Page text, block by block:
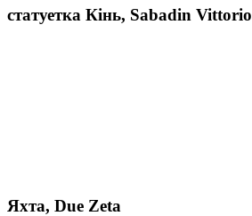
статуетка Кінь, Sabadin Vittorio
Яхта, Due Zeta